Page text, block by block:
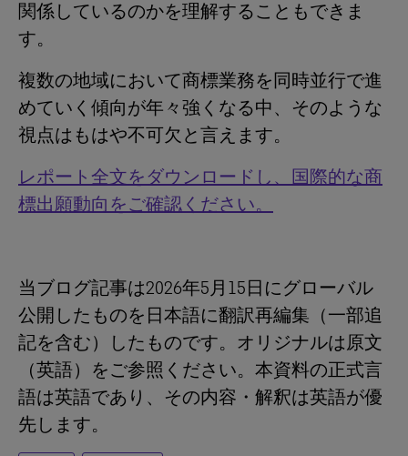
関係しているのかを理解することもできま
す。
複数の地域において商標業務を同時並行で進
めていく傾向が年々強くなる中、そのような
視点はもはや不可欠と言えます。
レポート全文をダウンロードし、国際的な商
標出願動向をご確認ください。
当ブログ記事は2026年5月15日にグローバル
公開したものを日本語に翻訳再編集（一部追
記を含む）したものです。オリジナルは原文
（英語）をご参照ください。本資料の正式言
語は英語であり、その内容・解釈は英語が優
先します。